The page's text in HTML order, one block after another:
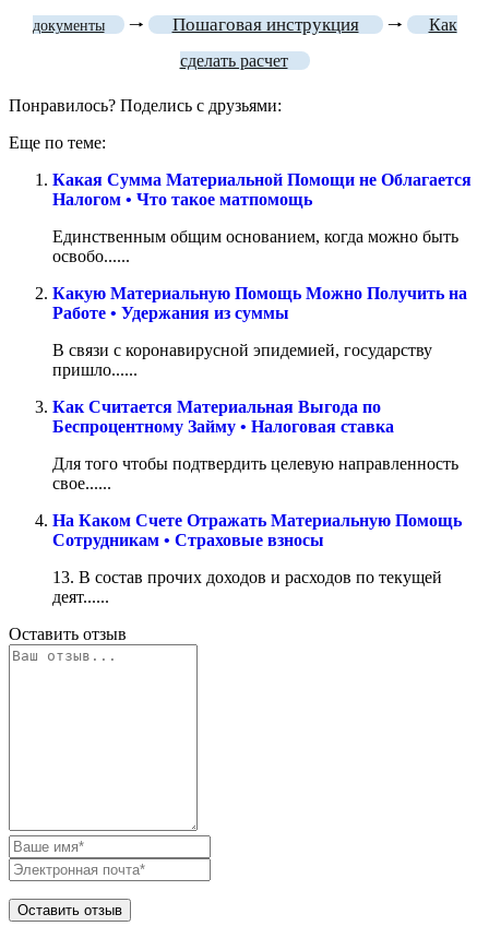
документы 🠒 Пошаговая инструкция 🠒
Как
сделать расчет
Понравилось? Поделись с друзьями:
Еще по теме:
Какая Сумма Материальной Помощи не Облагается
Налогом • Что такое матпомощь
Единственным общим основанием, когда можно быть
освобо......
Какую Материальную Помощь Можно Получить на
Работе • Удержания из суммы
В связи с коронавирусной эпидемией, государству
пришло......
Как Считается Материальная Выгода по
Беспроцентному Займу • Налоговая ставка
Для того чтобы подтвердить целевую направленность
свое......
На Каком Счете Отражать Материальную Помощь
Сотрудникам • Страховые взносы
13. В состав прочих доходов и расходов по текущей
деят......
Оставить отзыв